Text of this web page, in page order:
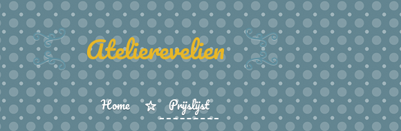
Atelierevelien
Home Prijslijst